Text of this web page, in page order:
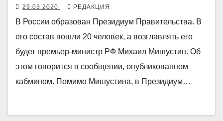
29.03.2020 РЕДАКЦИЯ
В России образован Президиум Правительства. В
его состав вошли 20 человек, а возглавлять его
будет премьер-министр РФ Михаил Мишустин. Об
этом говорится в сообщении, опубликованном
кабмином. Помимо Мишустина, в Президиум…